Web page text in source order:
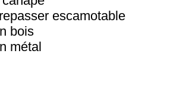
escamotable
bois
métal